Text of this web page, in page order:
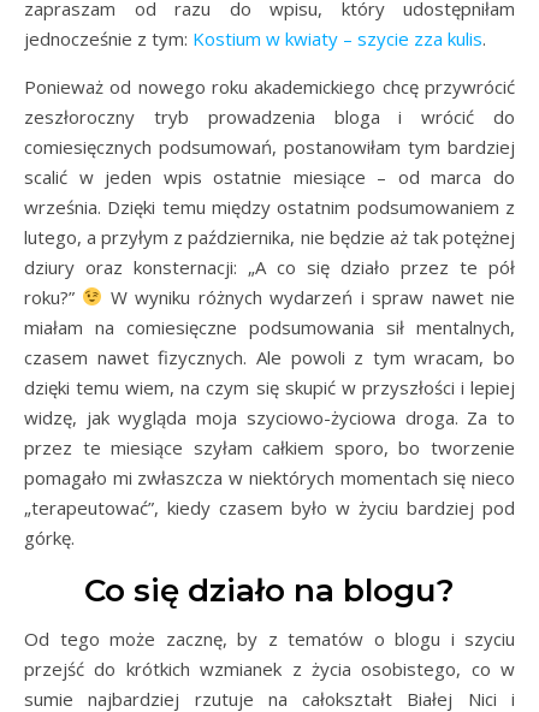
zapraszam od razu do wpisu, który udostępniłam
jednocześnie z tym: Kostium w kwiaty – szycie zza kulis.
Ponieważ od nowego roku akademickiego chcę przywrócić
zeszłoroczny tryb prowadzenia bloga i wrócić do
comiesięcznych podsumowań, postanowiłam tym bardziej
scalić w jeden wpis ostatnie miesiące – od marca do
września. Dzięki temu między ostatnim podsumowaniem z
lutego, a przyłym z października, nie będzie aż tak potężnej
dziury oraz konsternacji: „A co się działo przez te pół
roku?”
W wyniku różnych wydarzeń i spraw nawet nie
miałam na comiesięczne podsumowania sił mentalnych,
czasem nawet fizycznych. Ale powoli z tym wracam, bo
dzięki temu wiem, na czym się skupić w przyszłości i lepiej
widzę, jak wygląda moja szyciowo-życiowa droga. Za to
przez te miesiące szyłam całkiem sporo, bo tworzenie
pomagało mi zwłaszcza w niektórych momentach się nieco
„terapeutować”, kiedy czasem było w życiu bardziej pod
górkę.
Co się działo na blogu?
Od tego może zacznę, by z tematów o blogu i szyciu
przejść do krótkich wzmianek z życia osobistego, co w
sumie najbardziej rzutuje na całokształt Białej Nici i